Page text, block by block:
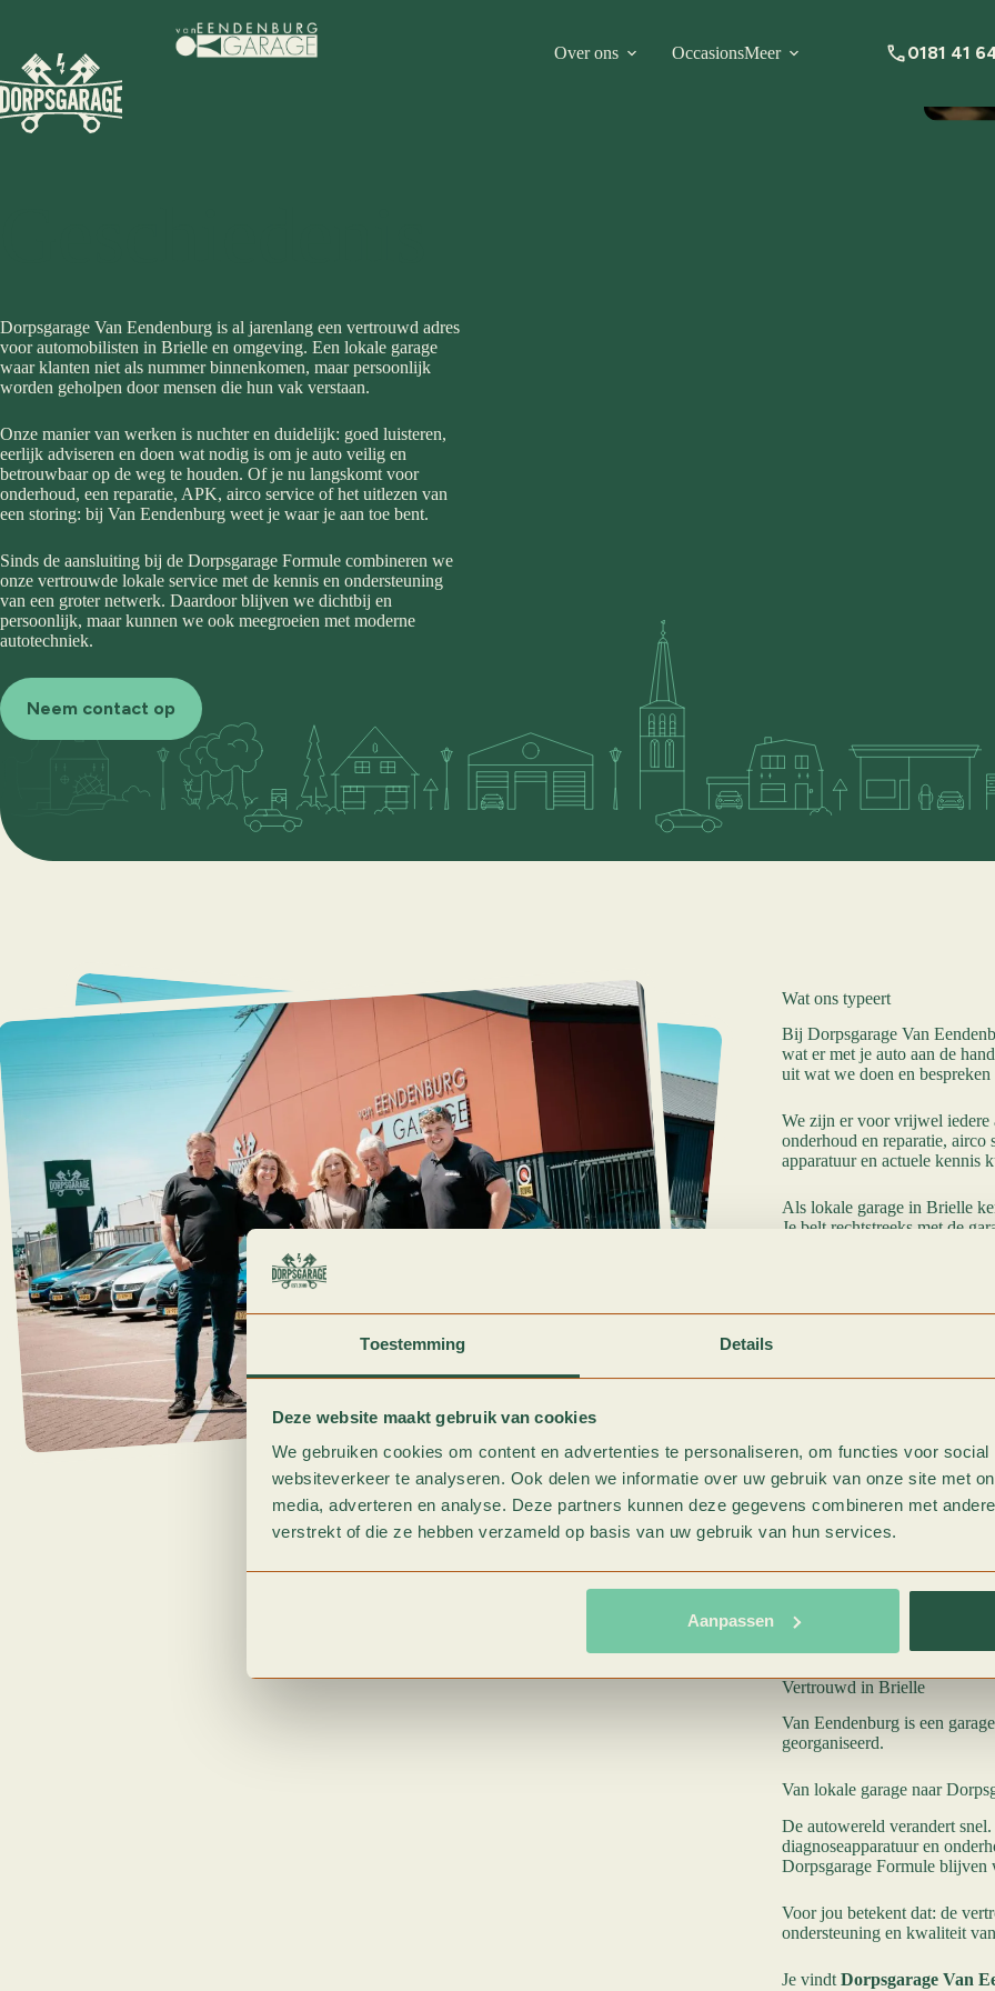
Toestemming Details
Deze website maakt gebruik van cookies
We gebruiken cookies om content en advertenties te personaliseren, om functies voor
websiteverkeer te analyseren. Ook delen we informatie over uw gebruik van onze site met
media, adverteren en analyse. Deze partners kunnen deze gegevens combineren met
verstrekt of die ze hebben verzameld op basis van uw gebruik van hun services.
Aanpassen
inhoud
Over ons OccasionsMeer 0181 41
Dorpsgarage Van Eendenburg is al jarenlang een vertrouwd adres
voor automobilisten in Brielle en omgeving. Een lokale garage
waar klanten niet als nummer binnenkomen, maar persoonlijk
worden geholpen door mensen die hun vak verstaan.
Onze manier van werken is nuchter en duidelijk: goed luisteren,
eerlijk adviseren en doen wat nodig is om je auto veilig en
betrouwbaar op de weg te houden. Of je nu langskomt voor
onderhoud, een reparatie, APK, airco service of het uitlezen van
een storing: bij Van Eendenburg weet je waar je aan toe bent.
Sinds de aansluiting bij de Dorpsgarage Formule combineren we
onze vertrouwde lokale service met de kennis en ondersteuning
van een groter netwerk. Daardoor blijven we dichtbij en
persoonlijk, maar kunnen we ook meegroeien met moderne
autotechniek.
Neem contact op
Wat ons typeert
Bij Dorpsgarage Van
wat er met je auto aan de
uit wat we doen en
We zijn er voor vrijwel iedere
onderhoud en reparatie,
apparatuur en actuele kennis
Als lokale garage in Brielle
Je belt rechtstreeks met de
Je kunt op veel plekken
Persoonlijke service
Duidelijke communicatie
Moet er iets gerepareerd
kosten zijn. Geen
Van APK tot storing en van
Vertrouwd in Brielle
Van Eendenburg is een
georganiseerd.
Van lokale garage naar
De autowereld verandert
diagnoseapparatuur en
Dorpsgarage Formule blijven
Voor jou betekent dat: de
ondersteuning en kwaliteit
Je vindt Dorpsgarage Van